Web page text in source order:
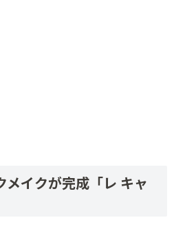
メイクが完成「レ キャ